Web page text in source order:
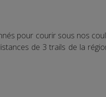
pour courir sous nos
de 3 trails de la